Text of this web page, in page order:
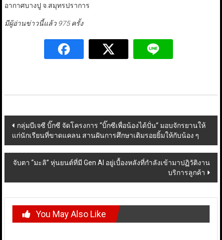
อากาศบางปู จ.สมุทรปราการ
มีผู้อ่านข่าวนี้แล้ว 975 ครั้ง
Post
navigation
กลุ่มบีเจซี บิ๊กซี จัดโครงการ “บิ๊กซีเพื่อน้องได้ปั่น” มอบจักรยานให้
แก่นักเรียนที่ขาดแคลน สานฝันการศึกษาเติมรอยยิ้มให้กับน้อง ๆ
จับตา “มะลิ” หุ่นยนต์ที่มี Gen AI อยู่เบื้องหลังที่กำลังเข้ามาปฏิวัติงาน
บริการลูกค้า
You May Also Like